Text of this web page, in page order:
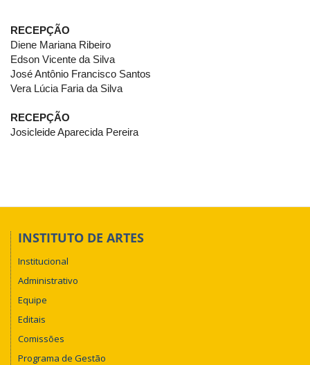
RECEPÇÃO
Diene Mariana Ribeiro
Edson Vicente da Silva
José Antônio Francisco Santos
Vera Lúcia Faria da Silva
RECEPÇÃO
Josicleide Aparecida Pereira
INSTITUTO DE ARTES
Institucional
Administrativo
Equipe
Editais
Comissões
Programa de Gestão